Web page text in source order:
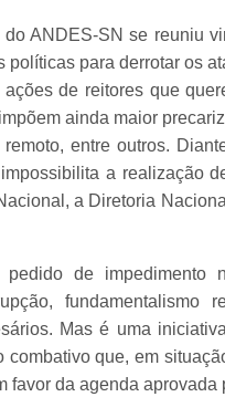
ANDES-SN se reuniu
políticas para derrotar os
ações de reitores que
ainda maior
entre outros.
a realização
a Diretoria
pedido de impedimento
fundamentalismo
Mas é uma
combativo que, em
favor da agenda